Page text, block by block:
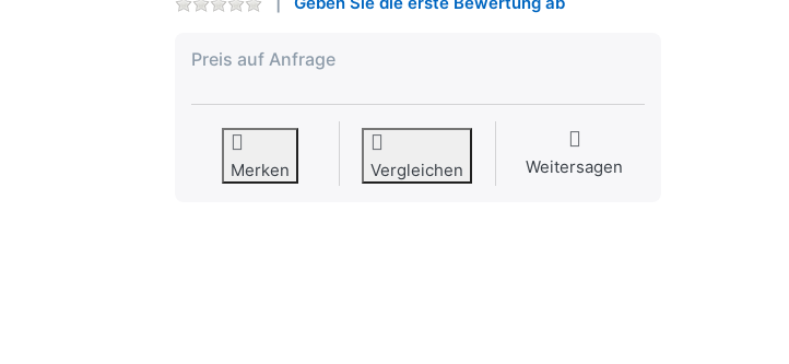
Preis auf Anfrage
Merken Vergleichen Weitersagen